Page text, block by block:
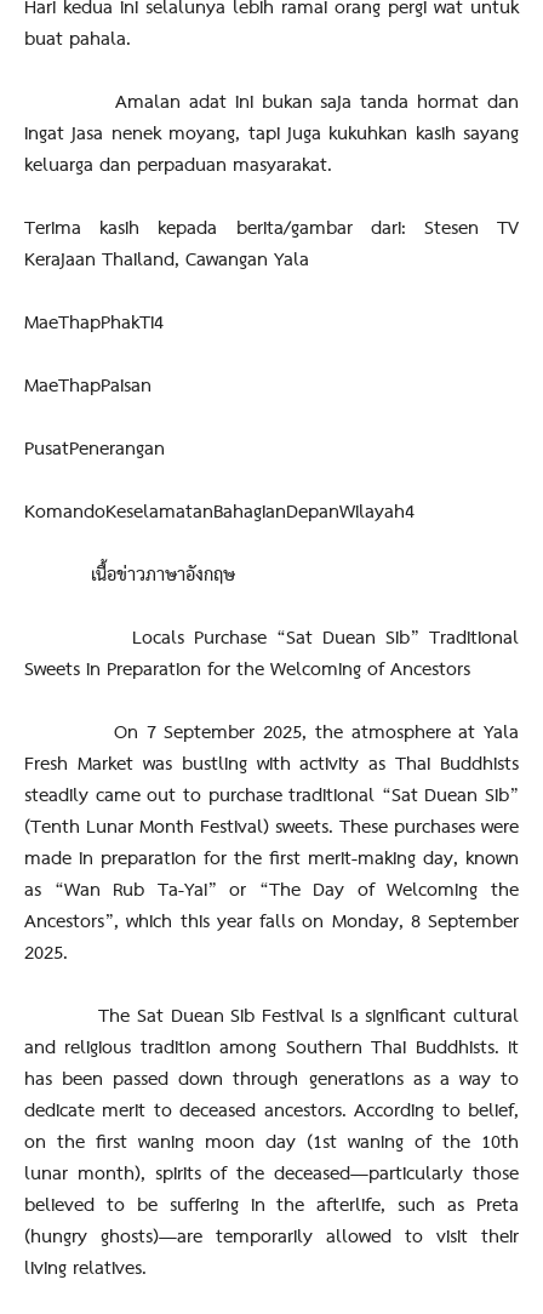
Hari kedua ini selalunya lebih ramai orang pergi wat untuk
buat pahala.
Amalan adat ini bukan saja tanda hormat dan
ingat jasa nenek moyang, tapi juga kukuhkan kasih sayang
keluarga dan perpaduan masyarakat.
Terima kasih kepada berita/gambar dari: Stesen TV
Kerajaan Thailand, Cawangan Yala
MaeThapPhakTi4
MaeThapPaisan
PusatPenerangan
KomandoKeselamatanBahagianDepanWilayah4
เนื้อข่าวภาษาอังกฤษ
Locals Purchase “Sat Duean Sib” Traditional
Sweets in Preparation for the Welcoming of Ancestors
On 7 September 2025, the atmosphere at Yala
Fresh Market was bustling with activity as Thai Buddhists
steadily came out to purchase traditional “Sat Duean Sib”
(Tenth Lunar Month Festival) sweets. These purchases were
made in preparation for the first merit-making day, known
as “Wan Rub Ta-Yai” or “The Day of Welcoming the
Ancestors”, which this year falls on Monday, 8 September
2025.
The Sat Duean Sib Festival is a significant cultural
and religious tradition among Southern Thai Buddhists. It
has been passed down through generations as a way to
dedicate merit to deceased ancestors. According to belief,
on the first waning moon day (1st waning of the 10th
lunar month), spirits of the deceased—particularly those
believed to be suffering in the afterlife, such as Preta
(hungry ghosts)—are temporarily allowed to visit their
living relatives.